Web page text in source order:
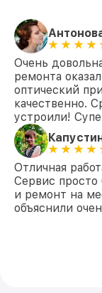
Очень
ремонта
оптический
качественно.
устроили!
Отличная
Сервис
и ремонт на
объяснили